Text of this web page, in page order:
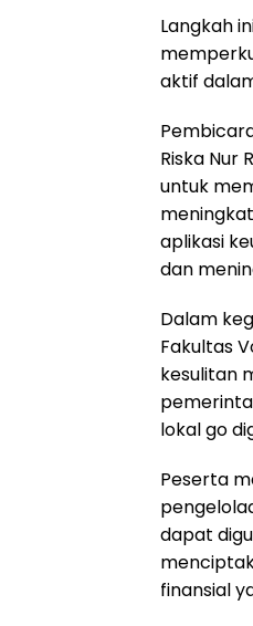
Langkah
aktif
Riska Nur
untuk
aplikasi
dan
Dalam
Fakultas
kesulitan
lokal go
Peserta
dapat
finansial